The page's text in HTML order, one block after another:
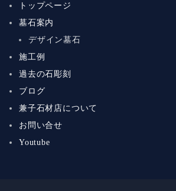
トップページ
墓石案内
デザイン墓石
施工例
過去の石彫刻
ブログ
兼子石材店について
お問い合せ
Youtube